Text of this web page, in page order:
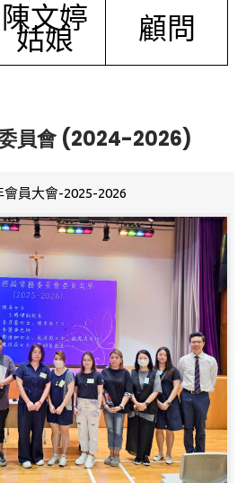
陳文婷
姑娘 顧問
員會 (2024-2026)
會員大會-2025-2026